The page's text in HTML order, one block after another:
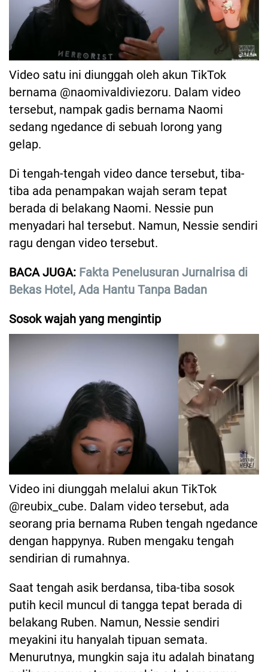
Video satu ini diunggah oleh akun TikTok
bernama @naomivaldiviezoru. Dalam video
tersebut, nampak gadis bernama Naomi
sedang ngedance di sebuah lorong yang
gelap.
Di tengah-tengah video dance tersebut, tiba-
tiba ada penampakan wajah seram tepat
berada di belakang Naomi. Nessie pun
menyadari hal tersebut. Namun, Nessie sendiri
ragu dengan video tersebut.
BACA JUGA: Fakta Penelusuran Jurnalrisa di
Bekas Hotel, Ada Hantu Tanpa Badan
Sosok wajah yang mengintip
Video ini diunggah melalui akun TikTok
@reubix_cube. Dalam video tersebut, ada
seorang pria bernama Ruben tengah ngedance
dengan happynya. Ruben mengaku tengah
sendirian di rumahnya.
Saat tengah asik berdansa, tiba-tiba sosok
putih kecil muncul di tangga tepat berada di
belakang Ruben. Namun, Nessie sendiri
meyakini itu hanyalah tipuan semata.
Menurutnya, mungkin saja itu adalah binatang